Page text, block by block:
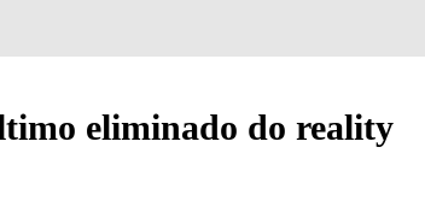
eliminado do reality